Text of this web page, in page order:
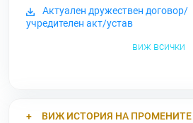
Актуален дружествен договор/
учредителен акт/устав
виж всички
ВИЖ ИСТОРИЯ НА ПРОМЕНИТЕ